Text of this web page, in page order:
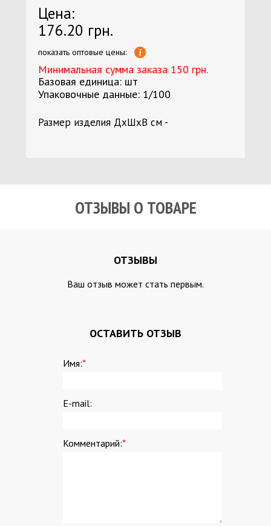
Базовая единица: шт
Упаковочные данные: 1/100
Размер изделия ДхШхВ см -
Цена:
176.20 грн.
показать оптовые цены:
Минимальная сумма заказа 150 грн.
ОТЗЫВЫ О ТОВАРЕ
ОТЗЫВЫ
Ваш отзыв может стать первым.
ОСТАВИТЬ ОТЗЫВ
Имя:*
E-mail:
Комментарий:*